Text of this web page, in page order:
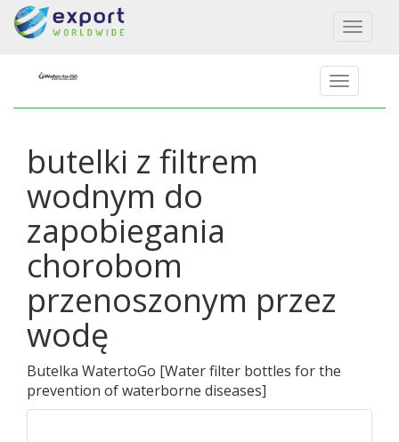
Toggle
butelki z filtrem
wodnym do
zapobiegania
chorobom
przenoszonym przez
wodę
Butelka WatertoGo [Water filter bottles for the
prevention of waterborne diseases]